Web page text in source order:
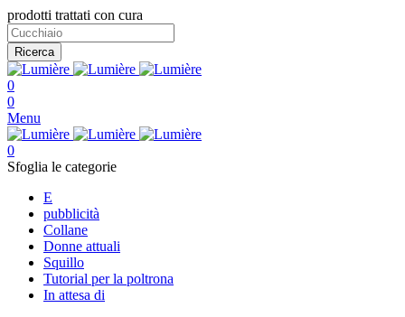
prodotti trattati con cura
Ricerca
0
0
Menu
0
Sfoglia le categorie
E
pubblicità
Collane
Donne attuali
Squillo
Tutorial per la poltrona
In attesa di